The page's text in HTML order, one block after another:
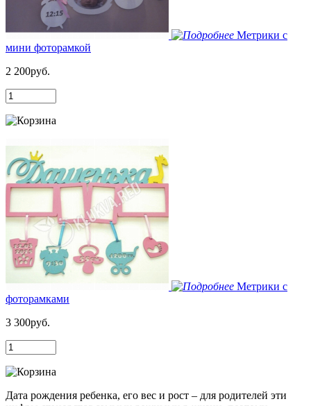
Метрики с
мини фоторамкой
2 200руб.
Метрики с
фоторамками
3 300руб.
Дата рождения ребенка, его вес и рост – для родителей эти